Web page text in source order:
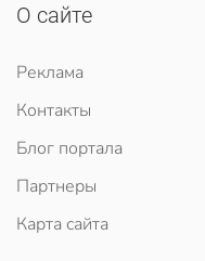
О сайте
Реклама
Контакты
Блог портала
Партнеры
Карта сайта